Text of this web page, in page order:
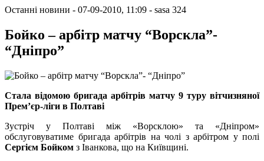
Останні новини - 07-09-2010, 11:09 - sasa 324
Бойко – арбітр матчу “Ворскла”-
“Дніпро”
Стала відомою бригада арбітрів матчу 9 туру вітчизняної
Прем’єр-ліги в Полтаві
Зустріч у Полтаві між «Ворсклою» та «Дніпром»
обслуговуватиме бригада арбітрів на чолі з арбітром у полі
Сергієм Бойком з Іванкова, що на Київщині.